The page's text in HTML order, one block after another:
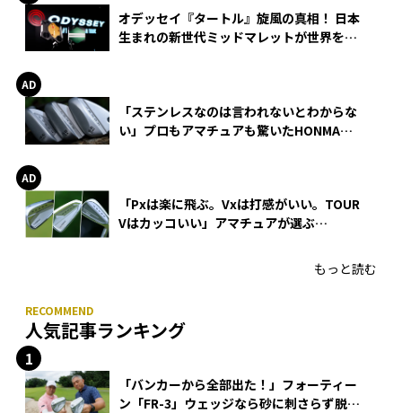
オデッセイ『タートル』旋風の真相！ 日本
生まれの新世代ミッドマレットが世界を席
「ステンレスなのは言われないとわからな
い」プロもアマチュアも驚いたHONMA
「Pxは楽に飛ぶ。Vxは打感がいい。TOUR
Vはカッコいい」アマチュアが選ぶ
もっと読む
人気記事ランキング
「バンカーから全部出た！」フォーティー
ン「FR-3」ウェッジなら砂に刺さらず脱出